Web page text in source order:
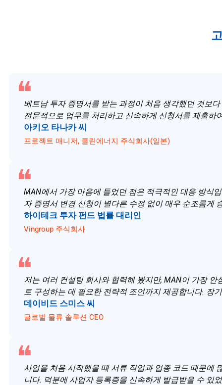
베트남 투자 증명서를 받는 과정이 처음 생각했던 것보
전문적으로 업무를 처리하고 신속하게 신청서를 제출
아키오 타나카 씨
프로젝트 매니저, 클린에너지 주식회사(일본)
MAN에서 가장 마음에 들었던 점은 적극적인 대응 방식
자 증명서 변경 신청이 별다른 수정 없이 매우 순조롭게
하이테크 투자 펀드 법률 대리인
Vingroup 주식회사
저는 여러 컨설팅 회사와 협력해 봤지만, MAN이 가장
로 구성하는 데 필요한 전략적 조언까지 제공합니다. 장
데이비드 스미스 씨
글로벌 물류 솔루션 CEO
사업을 처음 시작했을 때 서류 작업과 업종 코드 때문에
니다. 덕분에 사업자 등록증을 신속하게 발급받을 수 있